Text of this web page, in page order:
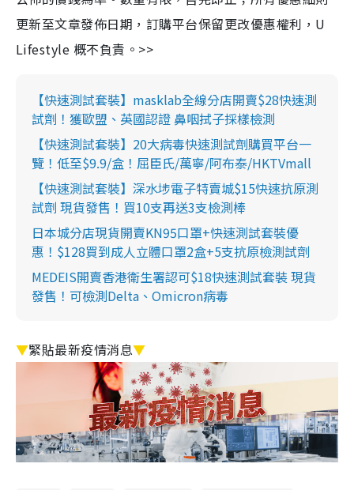
更新至文章發佈日期，訂購平台保留更改優惠權利，U
Lifestyle 概不負責。>>
【快速測試套裝】masklab全線分店開賣$28快速測
試劑！獲歐盟、英國認證 鼻咽拭子採樣檢測
【快速測試套裝】20大病毒快速測試劑購買平台一
覽！低至$9.9/盒！屈臣氏/萬寧/阿布泰/HKTVmall
【快速測試套裝】深水埗電子特賣城$15快速抗原測
試劑 現貨發售！買10支再送3支檢測棒
日本城分店現貨開賣KN95口罩+快速測試套裝優
惠！$128買到成人立體口罩2盒+5支抗原檢測試劑
MEDEIS開賣香港衛生署認可$18快速測試套裝 現貨
發售！可檢測Delta、Omicron病毒
▼緊貼最新疫情消息▼